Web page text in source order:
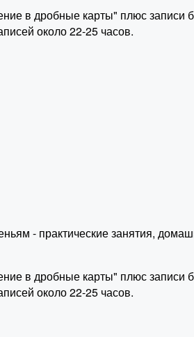
в дробные карты" плюс
около 22-25 часов.
- практические занятия,
в дробные карты" плюс
около 22-25 часов.